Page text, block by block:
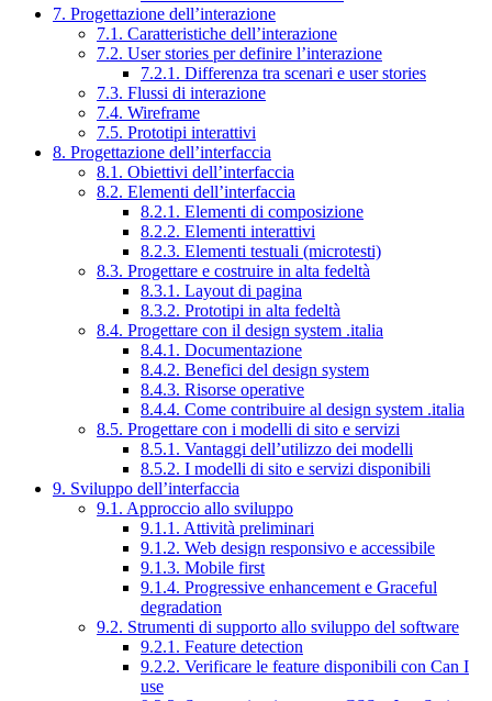
7. Progettazione dell’interazione
7.1. Caratteristiche dell’interazione
7.2. User stories per definire l’interazione
7.2.1. Differenza tra scenari e user stories
7.3. Flussi di interazione
7.4. Wireframe
7.5. Prototipi interattivi
8. Progettazione dell’interfaccia
8.1. Obiettivi dell’interfaccia
8.2. Elementi dell’interfaccia
8.2.1. Elementi di composizione
8.2.2. Elementi interattivi
8.2.3. Elementi testuali (microtesti)
8.3. Progettare e costruire in alta fedeltà
8.3.1. Layout di pagina
8.3.2. Prototipi in alta fedeltà
8.4. Progettare con il design system .italia
8.4.1. Documentazione
8.4.2. Benefici del design system
8.4.3. Risorse operative
8.4.4. Come contribuire al design system .italia
8.5. Progettare con i modelli di sito e servizi
8.5.1. Vantaggi dell’utilizzo dei modelli
8.5.2. I modelli di sito e servizi disponibili
9. Sviluppo dell’interfaccia
9.1. Approccio allo sviluppo
9.1.1. Attività preliminari
9.1.2. Web design responsivo e accessibile
9.1.3. Mobile first
9.1.4. Progressive enhancement e Graceful
degradation
9.2. Strumenti di supporto allo sviluppo del software
9.2.1. Feature detection
9.2.2. Verificare le feature disponibili con Can I
use